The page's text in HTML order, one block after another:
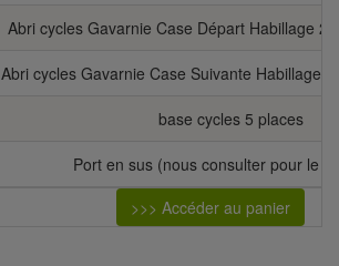
Abri cycles Gavarnie Case Départ Habillage 2
Abri cycles Gavarnie Case Suivante Habillage
base cycles 5 places
Port en sus (nous consulter pour le
>>> Accéder au panier